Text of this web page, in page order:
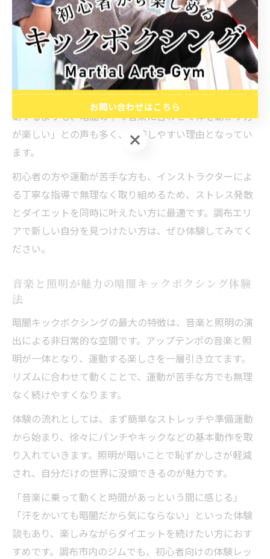
を動かすことで日常のストレスも解消できます。
暗闇という環境は周囲の目を気にせず、リズムに乗って
自分のペースで動けるのが特長です。仕事や家事で溜ま
った疲れや気分の落ち込みも、パンチやキックを繰り返
すうちに自然とリフレッシュ。実際に「一人で黙々と運
動するよりも、暗闇の中で音楽に合わせて体を動かす方
が楽しい」との声も多く、継続しやすい理由となってい
ます。
初心者の方や運動が苦手な方も、インストラクターによ
る丁寧な指導で無理なく取り組めるため、ストレス発散
とダイエットを同時に叶えたい方に最適です。調布エリ
アで新しい自分を見つけたい方は、ぜひ体験してみてく
ださい。
音楽と照明が魅力の暗闇キックボクシング体験
法
暗闇キックボクシングの最大の特徴は、音楽と照明の演
出による非日常的な空間です。アップテンポの音楽と照
明が一体となり、運動する楽しさを一層引き立てます。
リズムに合わせて動くことで、運動が苦手な方でも無理
なく続けやすくなります。
体験の流れとしては、まず簡単なストレッチや準備運動
から始まり、徐々にパンチやキックなどの基本動作を取
り入れていきます。照明が暗いことで恥ずかしさが軽減
され、自分だけの世界に没頭できるのが魅力です。
「音楽に乗って動くと時間があっという間に感じる」
「汗をかいても暗闇だから気にならない」といった体験
談もあり、楽しみながらダイエットを続けたい方におす
すめです。調布市内のジムでも、初心者向けの体験レッ
お問い合わせはこちら
お問い合わせはこちら